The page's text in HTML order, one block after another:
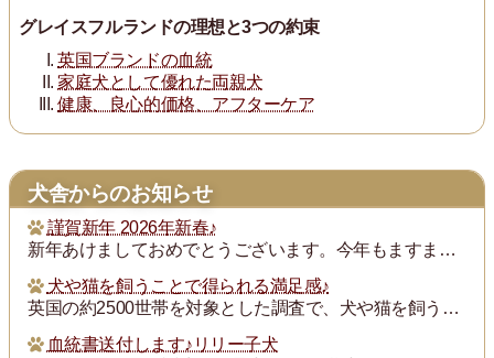
グレイスフルランドの理想と3つの約束
英国ブランドの血統
家庭犬として優れた両親犬
健康、良心的価格、アフターケア
犬舎からのお知らせ
謹賀新年 2026年新春♪
新年あけましておめでとうございます。今年もますます御健勝のこととお慶び申し上げます。また昨年は格別のご厚誼にあずかり、厚く御礼申し上げます。
犬や猫を飼うことで得られる満足感♪
英国の約2500世帯を対象とした調査で、犬や猫を飼うことで得られる満足度は、年収が7万ポンド（約1300万円）増えるのと同じとされたそうです。犬猫を飼っている人...
血統書送付します♪リリー子犬